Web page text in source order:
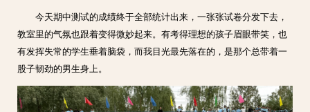
今天期中测试的成绩终于全部统计出来，一张张试卷分发下去，
教室里的气氛也跟着变得微妙起来。有考得理想的孩子眉眼带笑，也
有发挥失常的学生垂着脑袋，而我目光最先落在的，是那个总带着一
股子韧劲的男生身上。